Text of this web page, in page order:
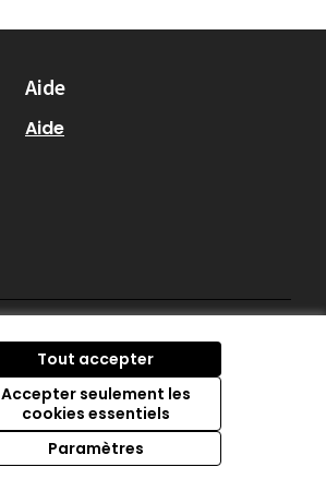
Tout accepter
Accepter seulement les
cookies essentiels
Paramètres
Aide
Aide
(Nouvelle fenêtre)
(Nouvelle fenêtre)
(Nouvelle fenêtre)
Licence Creative
(Nouvelle fenêtre)